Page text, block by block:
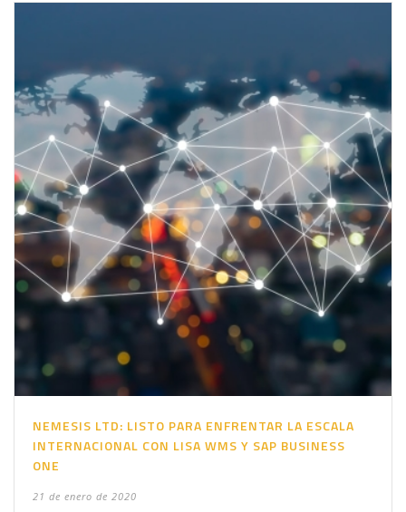
NEMESIS LTD: LISTO PARA ENFRENTAR LA ESCALA
INTERNACIONAL CON LISA WMS Y SAP BUSINESS
ONE
21 de enero de 2020